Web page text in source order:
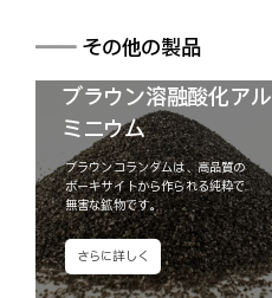
━━その他の製品
ブラウン溶融酸化アル
ミニウム
ブラウンコランダムは、高品質の
ボーキサイトから作られる純粋で
無害な鉱物です。
さらに詳しく